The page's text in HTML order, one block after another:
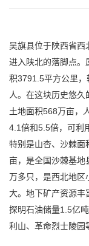
吴旗县位于陕西省西
进入陕北的落脚点。
积3791.5平方公里
人。在这块历史悠
土地面积568万亩，
4.1倍和5.5倍，可利
特别是山杏、沙棘面
亩，是全国沙棘基地
万多只，是西北地区
大。地下矿产资源丰
探明石油储量1.5亿
利山、革命烈士陵园